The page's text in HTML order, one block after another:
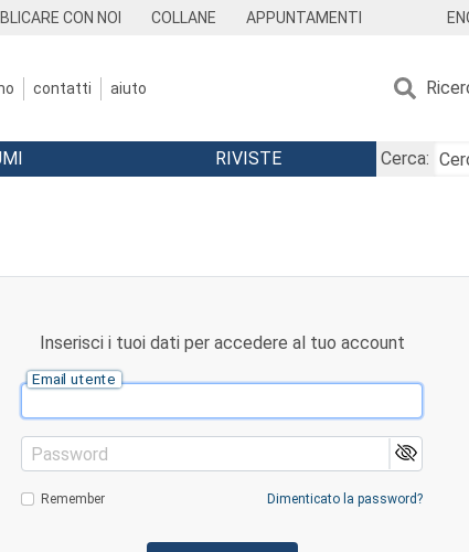
CON NOI COLLANE APPUNTAMENTI
contatti aiuto
RIVISTE
Cerca:
Inserisci i tuoi dati per accedere al tuo account
Email utente
Password
Remember Dimenticato la password?